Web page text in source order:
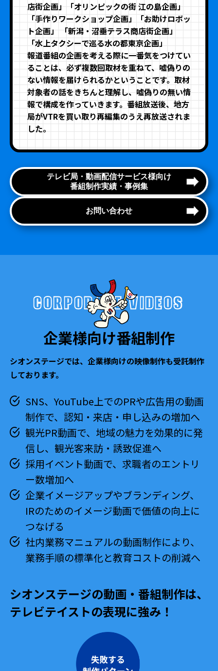
店街企画」「オリンピックの街 江の島企画」
「手作りワークショップ企画」「お助けロボッ
ト企画」 「新潟・沼垂テラス商店街企画」
「水上タクシーで巡る水の都東京企画」
報道番組の企画を考える際に一番気をつけてい
ることは、必ず複数回取材を重ねて、嘘偽りの
ない情報を届けられるかということです。取材
対象者の話をきちんと理解し、嘘偽りの無い情
報で構成を作っていきます。番組放送後、地方
局がVTRを買い取り再編集のうえ再放送されま
した。
テレビ局・動画配信サービス様向け
番組制作実績・事例集
お問い合わせ
CORPORATE VIDEOS
企業様向け番組制作
シオンステージでは、企業様向けの映像制作も受託制作
しております。
SNS、YouTube上でのPRや広告用の動画
制作で、認知・来店・申し込みの増加へ
観光PR動画で、地域の魅力を効果的に発
信し、観光客来訪・誘致促進へ
採用イベント動画で、求職者のエントリ
ー数増加へ
企業イメージアップやブランディング、
IRのためのイメージ動画で価値の向上に
つなげる
社内業務マニュアルの動画制作により、
業務手順の標準化と教育コストの削減へ
シオンステージの動画・番組制作は、
テレビテイストの表現に強み！